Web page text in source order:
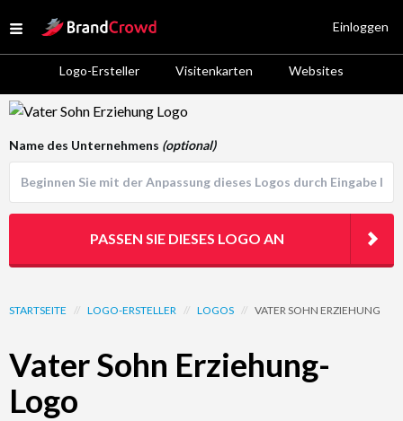
Open menu
Site Logo
Logo-Ersteller Visitenkarten Websites
Einloggen
Logo Template Preview
STARTSEITE // LOGO-ERSTELLER // LOGOS // VATER SOHN ERZIEHUNG
Vater Sohn Erziehung-
Logo
Name des Unternehmens (optional)
PASSEN SIE DIESES LOGO AN